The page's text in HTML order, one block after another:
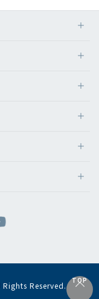
TOP
Reserved.